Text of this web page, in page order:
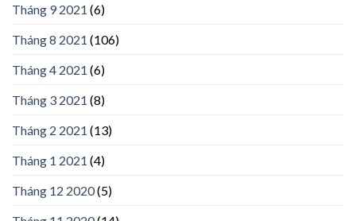
Tháng 9 2021 (6)
Tháng 8 2021 (106)
Tháng 4 2021 (6)
Tháng 3 2021 (8)
Tháng 2 2021 (13)
Tháng 1 2021 (4)
Tháng 12 2020(5)